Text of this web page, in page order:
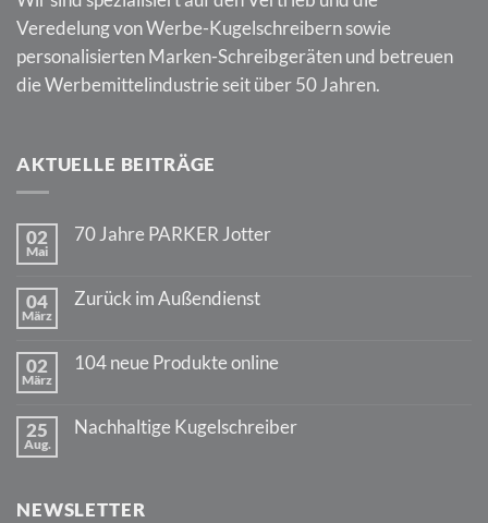
Veredelung von Werbe-Kugelschreibern sowie
personalisierten Marken-Schreibgeräten und betreuen
die Werbemittelindustrie seit über 50 Jahren.
AKTUELLE BEITRÄGE
02
Mai
70 Jahre PARKER Jotter
70
04
März
Zurück im Außendienst
Zurück
02
März
104 neue Produkte online
104
25
Aug.
Nachhaltige Kugelschreiber
Kugelschreiber
NEWSLETTER